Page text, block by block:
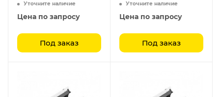
Уточните наличие
Цена по запросу
Под заказ
Уточните наличие
Цена по запросу
Под заказ